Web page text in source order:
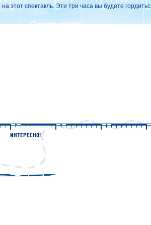
на этот спектакль. Эти три часа вы будете